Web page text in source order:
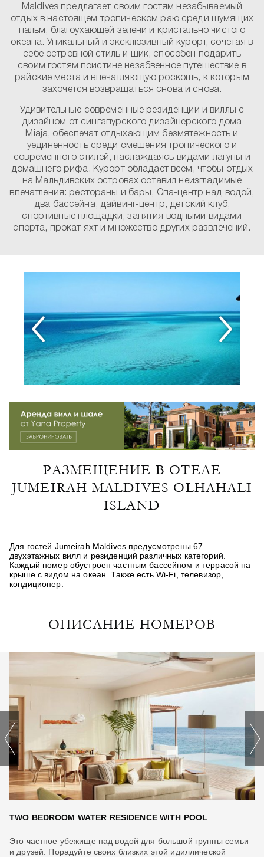
Maldives предлагает своим гостям незабываемый
отдых в настоящем тропическом раю среди шумящих
пальм, благоухающей зелени и кристально чистого
океана. Уникальный и эксклюзивный курорт, сочетая в
себе островной стиль и шик, способен подарить
своим гостям поистине незабвенное путешествие в
райские места и впечатляющую роскошь, к которым
захочется возвращаться снова и снова.
Удивительные современные резиденции и виллы с
дизайном от сингапурского дизайнерского дома
Miaja, обеспечат отдыхающим безмятежность и
уединенность среди смешения тропического и
современного стилей, наслаждаясь видами лагуны и
домашнего рифа. Курорт обладает всем, чтобы отдых
на Мальдивских островах оставил неизгладимые
впечатления: рестораны и бары, Спа-центр над водой,
два бассейна, дайвинг-центр, детский клуб,
спортивные площадки, занятия водными видами
спорта, прокат яхт и множество других развлечений.
РАЗМЕЩЕНИЕ В ОТЕЛЕ
JUMEIRAH MALDIVES OLHAHALI
ISLAND
Для гостей Jumeirah Maldives предусмотрены 67
двухэтажных вилл и резиденций различных категорий.
Каждый номер обустроен частным бассейном и террасой на
крыше с видом на океан. Также есть Wi-Fi, телевизор,
кондиционер.
ОПИСАНИЕ НОМЕРОВ
TWO BEDROOM WATER RESIDENCE WITH POOL
Это частное убежище над водой для большой группы семьи
и друзей. Порадуйте своих близких этой идиллической